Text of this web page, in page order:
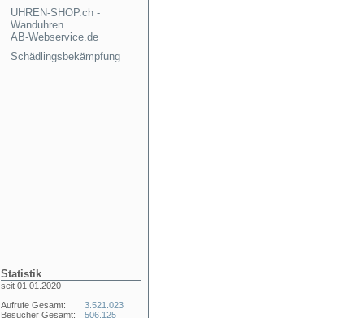
UHREN-SHOP.ch -
Wanduhren
AB-Webservice.de
Schädlingsbekämpfung
Statistik
seit 01.01.2020
Aufrufe Gesamt:
Besucher Gesamt:
3.521.023
506.125